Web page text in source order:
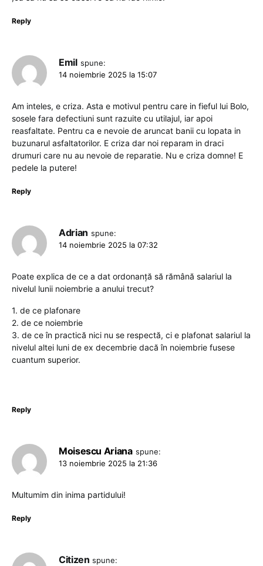
Reply
Emil spune:
14 noiembrie 2025 la 15:07
Am inteles, e criza. Asta e motivul pentru care in fieful lui Bolo,
sosele fara defectiuni sunt razuite cu utilajul, iar apoi
reasfaltate. Pentru ca e nevoie de aruncat banii cu lopata in
buzunarul asfaltatorilor. E criza dar noi reparam in draci
drumuri care nu au nevoie de reparatie. Nu e criza domne! E
pedele la putere!
Reply
Adrian spune:
14 noiembrie 2025 la 07:32
Poate explica de ce a dat ordonanță să rămână salariul la
nivelul lunii noiembrie a anului trecut?
1. de ce plafonare
2. de ce noiembrie
3. de ce în practică nici nu se respectă, ci e plafonat salariul la
nivelul altei luni de ex decembrie dacă în noiembrie fusese
cuantum superior.
Reply
Moisescu Ariana spune:
13 noiembrie 2025 la 21:36
Multumim din inima partidului!
Reply
Citizen spune: